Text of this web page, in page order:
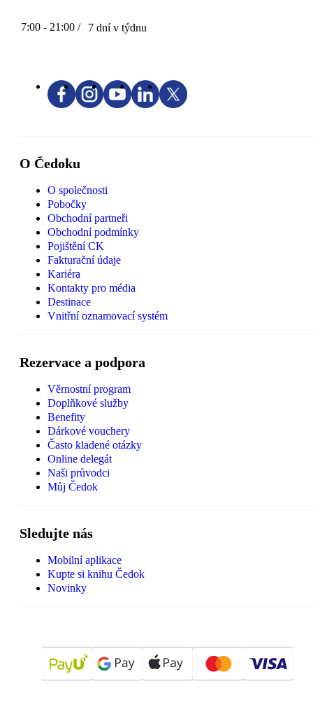
7:00 - 21:00 / 7 dní v týdnu
O Čedoku
O společnosti
Pobočky
Obchodní partneři
Obchodní podmínky
Pojištění CK
Fakturační údaje
Kariéra
Kontakty pro média
Destinace
Vnitřní oznamovací systém
Rezervace a podpora
Věrnostní program
Doplňkové služby
Benefity
Dárkové vouchery
Často kladené otázky
Online delegát
Naši průvodci
Můj Čedok
Sledujte nás
Mobilní aplikace
Kupte si knihu Čedok
Novinky